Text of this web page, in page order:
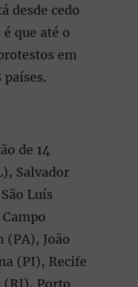
desde cedo
que até o
em
países.
de 14
Salvador
Luís
(PA), João
(PI), Recife